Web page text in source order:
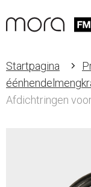
Startpagina
Afdichtringen